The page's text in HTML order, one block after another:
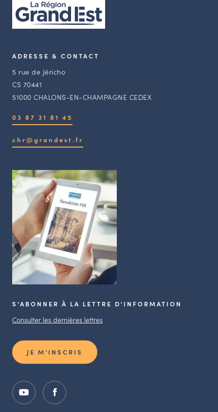
ADRESSE & CONTACT
5 rue de Jéricho
CS 70441
51000 CHALONS-EN-CHAMPAGNE CEDEX
03 87 31 81 45
chr@grandest.fr
S'ABONNER À LA LETTRE D'INFORMATION
Consulter les dernières lettres
JE M’INSCRIS